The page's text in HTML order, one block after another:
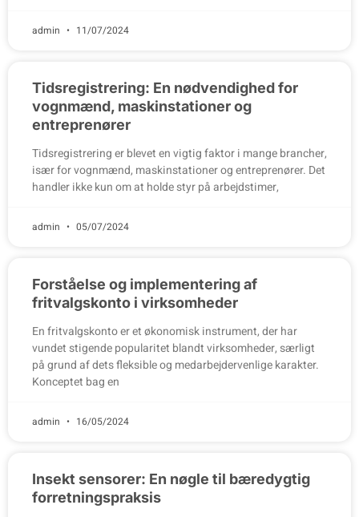
admin 11/07/2024
Tidsregistrering: En nødvendighed for
vognmænd, maskinstationer og
entreprenører
Tidsregistrering er blevet en vigtig faktor i mange brancher,
især for vognmænd, maskinstationer og entreprenører. Det
handler ikke kun om at holde styr på arbejdstimer,
admin 05/07/2024
Forståelse og implementering af
fritvalgskonto i virksomheder
En fritvalgskonto er et økonomisk instrument, der har
vundet stigende popularitet blandt virksomheder, særligt
på grund af dets fleksible og medarbejdervenlige karakter.
Konceptet bag en
admin 16/05/2024
Insekt sensorer: En nøgle til bæredygtig
forretningspraksis